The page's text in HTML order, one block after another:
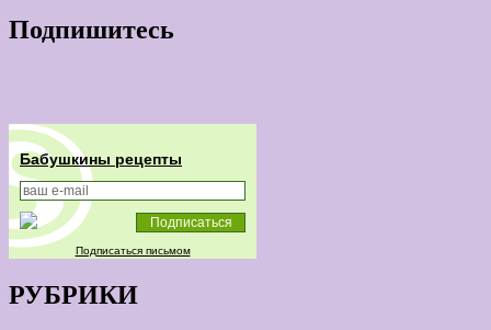
Подпишитесь
Бабушкины рецепты
Подписаться письмом
РУБРИКИ